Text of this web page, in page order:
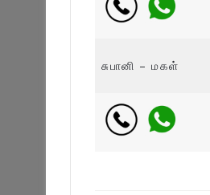
சுபானி – மகள்